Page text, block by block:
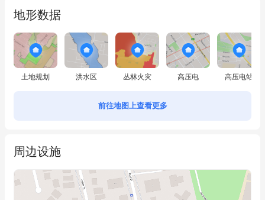
Floating timber floors throughout. Huge living area flowing to a
large multipurpose secure and private, balcony. Perfect for
entertaining family and friends.
Asha building is near new and conveniently located close to the
short bus trip to River-Cat ferry, railway station, bus interchange
trendy restaurants and cafes.
Features Include:
地形数据
土地规划 洪水区 丛林火灾 高压电 高压电站
前往地图上查看更多
周边设施